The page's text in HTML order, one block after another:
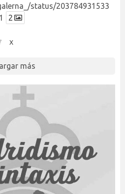
status/203784931533
2
X
más